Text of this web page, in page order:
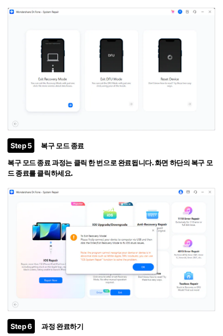
Step 5
복구 모드 종료
복구 모드 종료 과정는 클릭 한 번으로 완료됩니다. 화면 하단의 복구 모
드 종료를 클릭하세요.
Step 6
과정 완료하기